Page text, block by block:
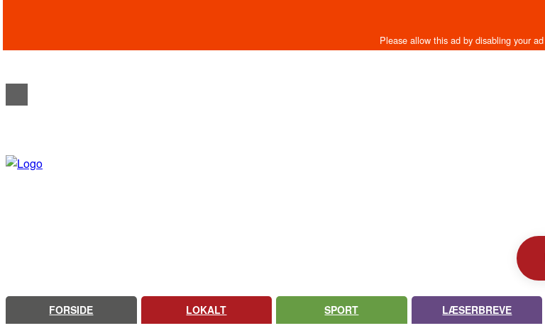
FORSIDE LOKALT SPORT LÆSERBREVE